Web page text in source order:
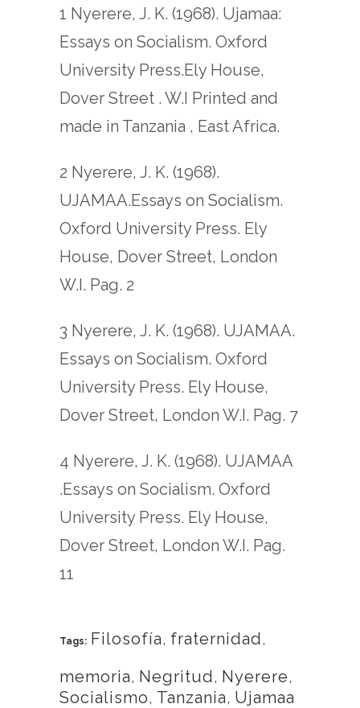
1 Nyerere, J. K. (1968). Ujamaa:
Essays on Socialism. Oxford
University Press.Ely House,
Dover Street . W.I Printed and
made in Tanzania , East Africa.
2 Nyerere, J. K. (1968).
UJAMAA.Essays on Socialism.
Oxford University Press. Ely
House, Dover Street, London
W.I. Pag. 2
3 Nyerere, J. K. (1968). UJAMAA.
Essays on Socialism. Oxford
University Press. Ely House,
Dover Street, London W.I. Pag. 7
4 Nyerere, J. K. (1968). UJAMAA
.Essays on Socialism. Oxford
University Press. Ely House,
Dover Street, London W.I. Pag.
11
Tags: Filosofía, fraternidad,
memoria, Negritud, Nyerere,
Socialismo, Tanzania, Ujamaa